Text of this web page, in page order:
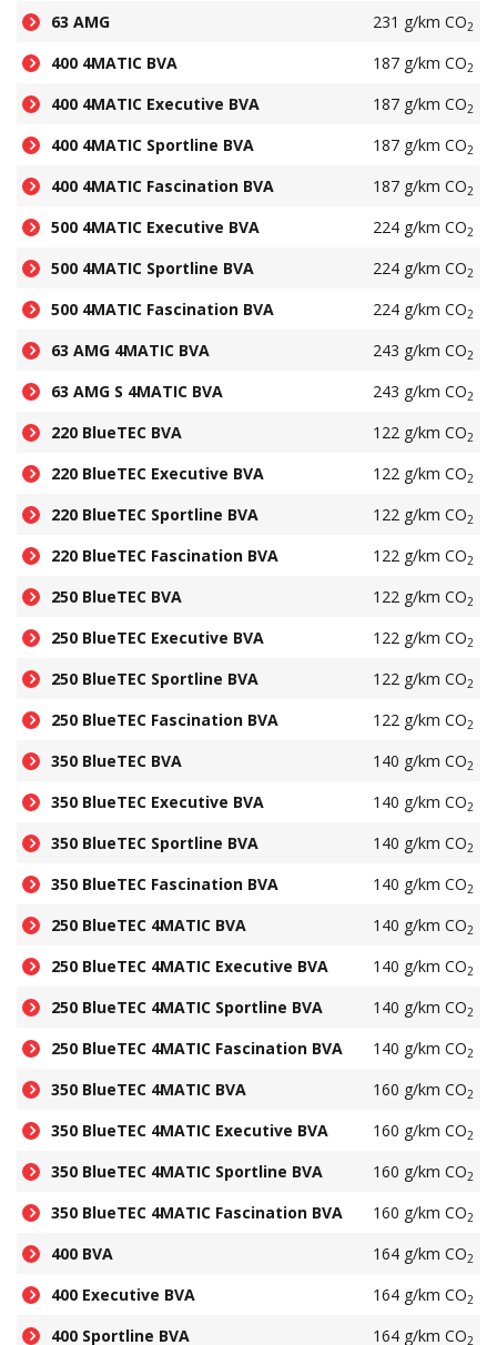
63 AMG 231 g/km CO2
400 4MATIC BVA 187 g/km CO2
400 4MATIC Executive BVA 187 g/km CO2
400 4MATIC Sportline BVA 187 g/km CO2
400 4MATIC Fascination BVA 187 g/km CO2
500 4MATIC Executive BVA 224 g/km CO2
500 4MATIC Sportline BVA 224 g/km CO2
500 4MATIC Fascination BVA 224 g/km CO2
63 AMG 4MATIC BVA 243 g/km CO2
63 AMG S 4MATIC BVA 243 g/km CO2
220 BlueTEC BVA 122 g/km CO2
220 BlueTEC Executive BVA 122 g/km CO2
220 BlueTEC Sportline BVA 122 g/km CO2
220 BlueTEC Fascination BVA 122 g/km CO2
250 BlueTEC BVA 122 g/km CO2
250 BlueTEC Executive BVA 122 g/km CO2
250 BlueTEC Sportline BVA 122 g/km CO2
250 BlueTEC Fascination BVA 122 g/km CO2
350 BlueTEC BVA 140 g/km CO2
350 BlueTEC Executive BVA 140 g/km CO2
350 BlueTEC Sportline BVA 140 g/km CO2
350 BlueTEC Fascination BVA 140 g/km CO2
250 BlueTEC 4MATIC BVA 140 g/km CO2
250 BlueTEC 4MATIC Executive BVA 140 g/km CO2
250 BlueTEC 4MATIC Sportline BVA 140 g/km CO2
250 BlueTEC 4MATIC Fascination BVA 140 g/km CO2
350 BlueTEC 4MATIC BVA 160 g/km CO2
350 BlueTEC 4MATIC Executive BVA 160 g/km CO2
350 BlueTEC 4MATIC Sportline BVA 160 g/km CO2
350 BlueTEC 4MATIC Fascination BVA 160 g/km CO2
400 BVA 164 g/km CO2
400 Executive BVA 164 g/km CO2
400 Sportline BVA 164 g/km CO2